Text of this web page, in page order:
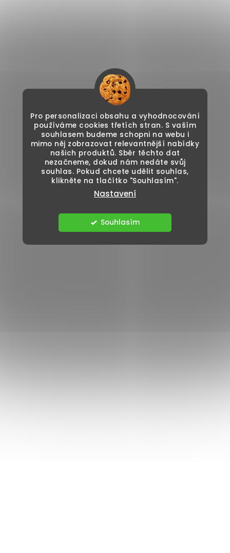
Pro personalizaci obsahu a vyhodnocování
používáme cookies třetích stran. S vaším
souhlasem budeme schopni na webu i
mimo něj zobrazovat relevantnější nabídky
našich produktů. Sběr těchto dat
nezačneme, dokud nám nedáte svůj
souhlas. Pokud chcete udělit souhlas,
klikněte na tlačítko "Souhlasím".
Nastavení
Souhlasím